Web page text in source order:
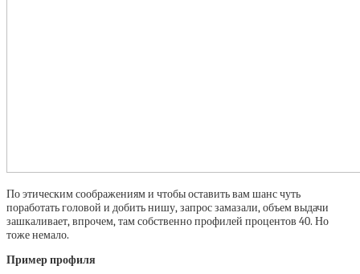
По этическим соображениям и чтобы оставить вам шанс чуть
поработать головой и добить нишу, запрос замазали, объем выдачи
зашкаливает, впрочем, там собственно профилей процентов 40. Но
тоже немало.
Пример профиля